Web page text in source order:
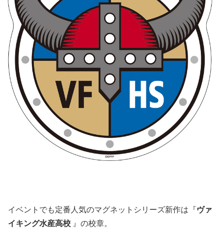
イベントでも定番人気のマグネットシリーズ新作は『ヴァ
イキング水産高校 』の校章。